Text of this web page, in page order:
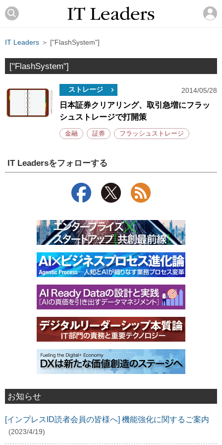
IT Leaders ＞ ["FlashSystem"]
["FlashSystem"]
ストレージ 2014/05/28
日本証券クリアリング、取引急増にフラッ
シュストレージで打開策
金融 証券 フラッシュストレージ
IT Leadersをフォローする
お知らせ
[インプレスID読者会員の皆様へ] 機能強化に関するご案内
(2023/4/19)